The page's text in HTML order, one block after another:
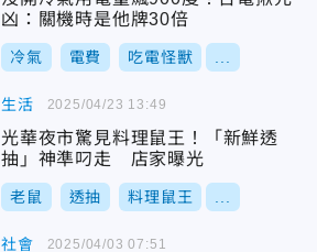
凶：關機時是他牌30倍
冷氣 電費 吃電怪獸
生活
光華夜市驚見料理鼠王！「新鮮透
抽」神準叼走 店家曝光
老鼠 透抽 料理鼠王
2025/04/23 13:49
社會 2025/04/03 07:51